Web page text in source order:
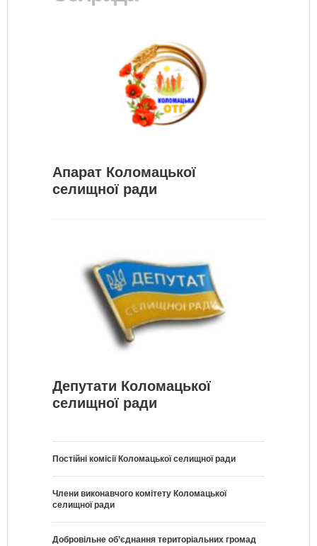
Апарат Коломацької
селищної ради
Депутати Коломацької
селищної ради
Постійні комісії Коломацької селищної ради
Члени виконавчого комітету Коломацької
селищної ради
Добровільне об’єднання територіальних громад